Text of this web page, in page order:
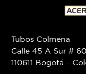
Tubos Colmena
Calle 45 A Sur #
110611 Bogotá –